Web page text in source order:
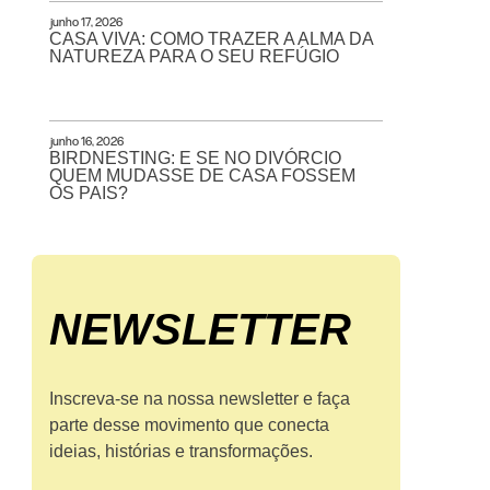
junho 17, 2026
CASA VIVA: COMO TRAZER A ALMA DA
NATUREZA PARA O SEU REFÚGIO
junho 16, 2026
BIRDNESTING: E SE NO DIVÓRCIO
QUEM MUDASSE DE CASA FOSSEM
OS PAIS?
NEWS­LETTER
Inscreva-se na nossa newsletter e faça
parte desse movimento que conecta
ideias, histórias e transformações.